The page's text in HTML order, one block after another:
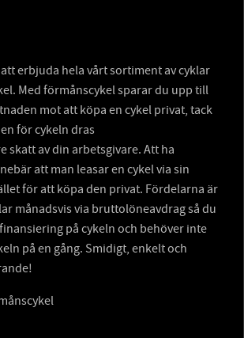
erbjuda hela vårt sortiment av cyklar
Med förmånscykel sparar du upp till
mot att köpa en cykel privat, tack
för cykeln dras
skatt av din arbetsgivare. Att ha
att man leasar en cykel via sin
för att köpa den privat. Fördelarna är
månadsvis via bruttolöneavdrag så du
på cykeln och behöver inte
på en gång. Smidigt, enkelt och